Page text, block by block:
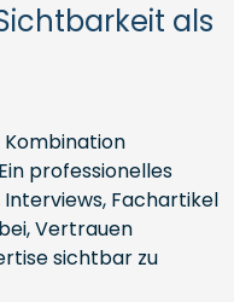
als
professionelles
Fachartikel
Vertrauen
sichtbar zu